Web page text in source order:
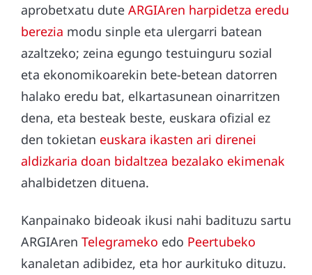
aprobetxatu dute ARGIAren harpidetza eredu
berezia modu sinple eta ulergarri batean
azaltzeko; zeina egungo testuinguru sozial
eta ekonomikoarekin bete-betean datorren
halako eredu bat, elkartasunean oinarritzen
dena, eta besteak beste, euskara ofizial ez
den tokietan euskara ikasten ari direnei
aldizkaria doan bidaltzea bezalako ekimenak
ahalbidetzen dituena.
Kanpainako bideoak ikusi nahi badituzu sartu
ARGIAren Telegrameko edo Peertubeko
kanaletan adibidez, eta hor aurkituko dituzu.